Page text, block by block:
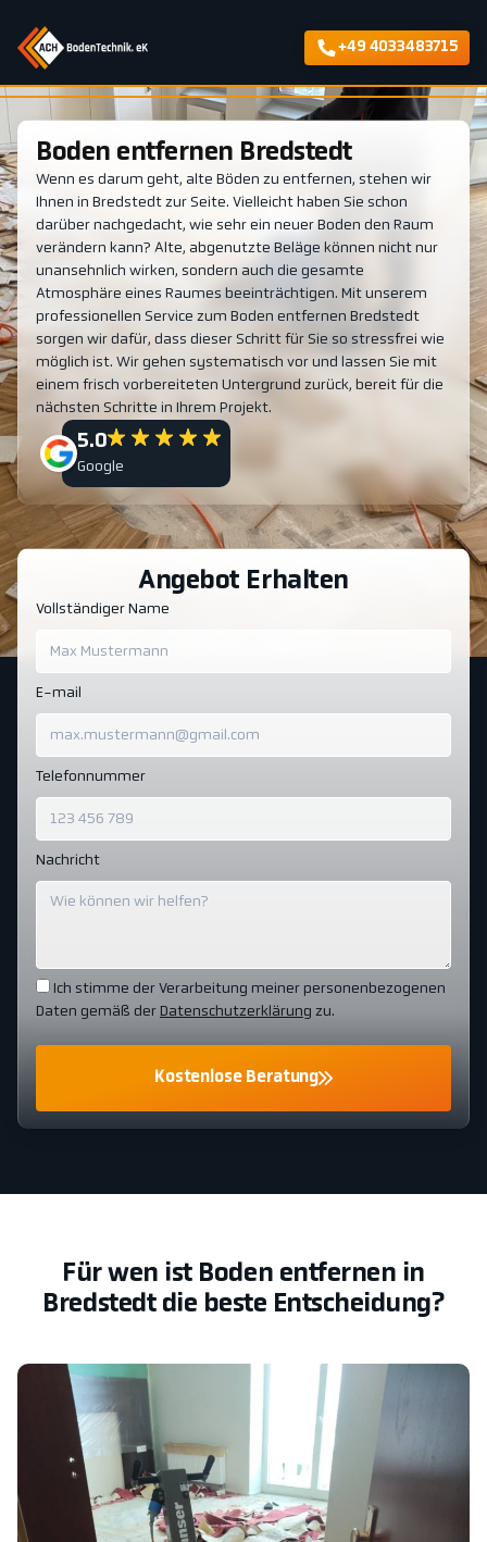
+49 4033483715
Boden entfernen Bredstedt
Wenn es darum geht, alte Böden zu entfernen, stehen wir
Ihnen in Bredstedt zur Seite. Vielleicht haben Sie schon
darüber nachgedacht, wie sehr ein neuer Boden den Raum
verändern kann? Alte, abgenutzte Beläge können nicht nur
unansehnlich wirken, sondern auch die gesamte
Atmosphäre eines Raumes beeinträchtigen. Mit unserem
professionellen Service zum Boden entfernen Bredstedt
sorgen wir dafür, dass dieser Schritt für Sie so stressfrei wie
möglich ist. Wir gehen systematisch vor und lassen Sie mit
einem frisch vorbereiteten Untergrund zurück, bereit für die
nächsten Schritte in Ihrem Projekt.
5.0
Google
Angebot Erhalten
Vollständiger Name
E-mail
Telefonnummer
Nachricht
Ich stimme der Verarbeitung meiner personenbezogenen
Daten gemäß der Datenschutzerklärung zu.
Kostenlose Beratung
Für wen ist Boden entfernen in
Bredstedt die beste Entscheidung?